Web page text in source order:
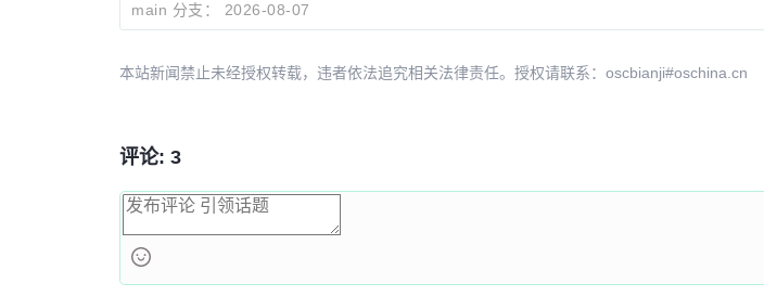
main 分支： 2026-08-07
本站新闻禁止未经授权转载，违者依法追究相关法律责任。授权请联系：oscbianji#oschina.cn
评论: 3